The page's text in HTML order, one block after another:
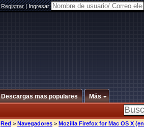
Registrar|Ingresar
Descargas mas populares Más
Red > Navegadores > Mozilla Firefox for Mac OS X